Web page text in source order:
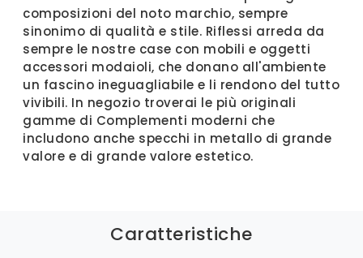
composizioni del noto marchio, sempre
sinonimo di qualità e stile. Riflessi arreda da
sempre le nostre case con mobili e oggetti
accessori modaioli, che donano all'ambiente
un fascino ineguagliabile e li rendono del tutto
vivibili. In negozio troverai le più originali
gamme di Complementi moderni che
includono anche specchi in metallo di grande
valore e di grande valore estetico.
Caratteristiche